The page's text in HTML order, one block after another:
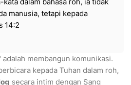
manusia, tetapi kepada
14:2
adalah membangun komunikasi.
kepada Tuhan dalam roh,
secara intim dengan Sang